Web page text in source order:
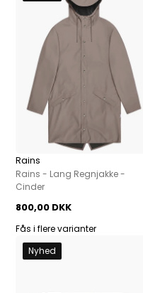
Rains
Rains - Lang Regnjakke -
Cinder
800,00 DKK
Fås i flere varianter
Nyhed